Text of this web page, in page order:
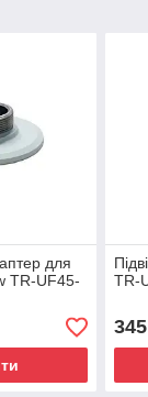
для
TR-UF45-
TR-
345